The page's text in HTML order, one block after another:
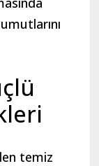
temiz